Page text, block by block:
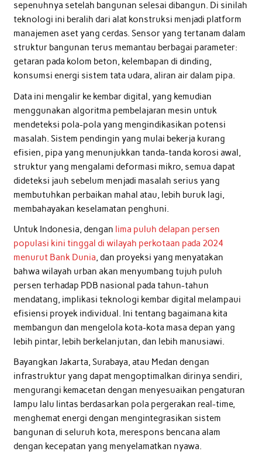
sepenuhnya setelah bangunan selesai dibangun. Di sinilah
teknologi ini beralih dari alat konstruksi menjadi platform
manajemen aset yang cerdas. Sensor yang tertanam dalam
struktur bangunan terus memantau berbagai parameter:
getaran pada kolom beton, kelembapan di dinding,
konsumsi energi sistem tata udara, aliran air dalam pipa.
Data ini mengalir ke kembar digital, yang kemudian
menggunakan algoritma pembelajaran mesin untuk
mendeteksi pola-pola yang mengindikasikan potensi
masalah. Sistem pendingin yang mulai bekerja kurang
efisien, pipa yang menunjukkan tanda-tanda korosi awal,
struktur yang mengalami deformasi mikro, semua dapat
dideteksi jauh sebelum menjadi masalah serius yang
membutuhkan perbaikan mahal atau, lebih buruk lagi,
membahayakan keselamatan penghuni.
Untuk Indonesia, dengan lima puluh delapan persen
populasi kini tinggal di wilayah perkotaan pada 2024
menurut Bank Dunia, dan proyeksi yang menyatakan
bahwa wilayah urban akan menyumbang tujuh puluh
persen terhadap PDB nasional pada tahun-tahun
mendatang, implikasi teknologi kembar digital melampaui
efisiensi proyek individual. Ini tentang bagaimana kita
membangun dan mengelola kota-kota masa depan yang
lebih pintar, lebih berkelanjutan, dan lebih manusiawi.
Bayangkan Jakarta, Surabaya, atau Medan dengan
infrastruktur yang dapat mengoptimalkan dirinya sendiri,
mengurangi kemacetan dengan menyesuaikan pengaturan
lampu lalu lintas berdasarkan pola pergerakan real-time,
menghemat energi dengan mengintegrasikan sistem
bangunan di seluruh kota, merespons bencana alam
dengan kecepatan yang menyelamatkan nyawa.